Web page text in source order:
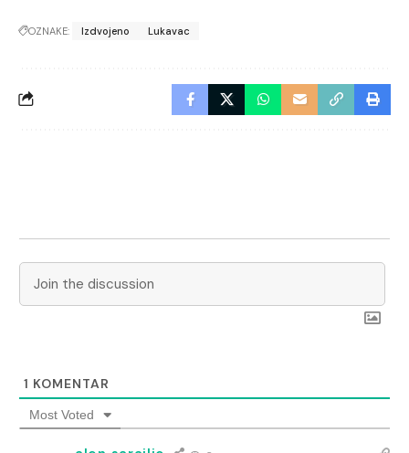
OZNAKE: Izdvojeno Lukavac
1 KOMENTAR
Most Voted